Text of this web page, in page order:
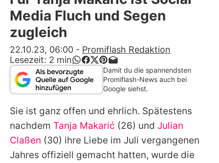
Alle Themen auf Promiflash
App runterladen
Team
Redaktionelle Richtlinien
Impressum
Datenschutzerklärung
Nutzungsbedingungen
Media Fluch und Segen
zugleich
22.10.23, 06:00 - Promiflash Redaktion
Lesezeit: 2 min
Damit du die spannendsten
Promiflash-News auch bei
Google siehst.
Sie ist ganz offen und ehrlich. Spätestens
nachdem Tanja Makarić (26) und Julian
Claßen (30) ihre Liebe im Juli vergangenen
Jahres offiziell gemacht hatten, wurde die